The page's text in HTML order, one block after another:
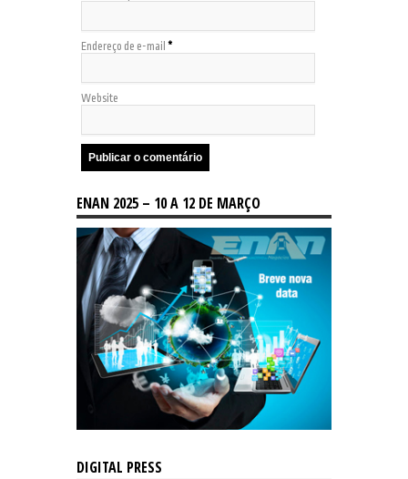
Endereço de e-mail *
Website
ENAN 2025 – 10 A 12 DE MARÇO
DIGITAL PRESS